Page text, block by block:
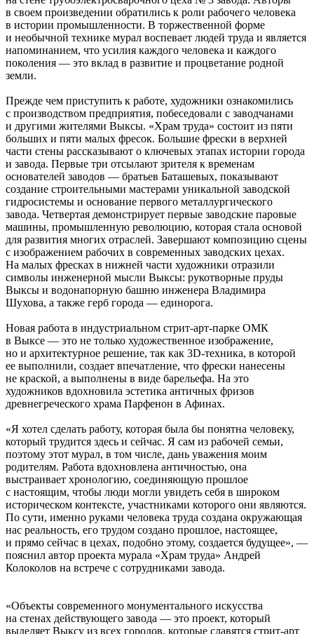
в своем произведении обратились к роли рабочего человека
в истории промышленности. В торжественной форме
и необычной технике мурал воспевает людей труда и является
напоминанием, что усилия каждого человека и каждого
поколения — это вклад в развитие и процветание родной
земли.
Прежде чем приступить к работе, художники ознакомились
с производством предприятия, побеседовали с заводчанами
и другими жителями Выксы. «Храм труда» состоит из пяти
больших и пяти малых фресок. Большие фрески в верхней
части стены рассказывают о ключевых этапах истории города
и завода. Первые три отсылают зрителя к временам
основателей заводов — братьев Баташевых, показывают
создание строительными мастерами уникальной заводской
гидросистемы и основание первого металлургического
завода. Четвертая демонстрирует первые заводские паровые
машины, промышленную революцию, которая стала основой
для развития многих отраслей. Завершают композицию сцены
с изображением рабочих в современных заводских цехах.
На малых фресках в нижней части художники отразили
символы инженерной мысли Выксы: рукотворные пруды
Выксы и водонапорную башню инженера Владимира
Шухова, а также герб города — единорога.
Новая работа в индустриальном стрит-арт-парке ОМК
в Выксе — это не только художественное изображение,
но и архитектурное решение, так как 3D-техника, в которой
ее выполнили, создает впечатление, что фрески нанесены
не краской, а выполнены в виде барельефа. На это
художников вдохновила эстетика античных фризов
древнегреческого храма Парфенон в Афинах.
«Я хотел сделать работу, которая была бы понятна человеку,
который трудится здесь и сейчас. Я сам из рабочей семьи,
поэтому этот мурал, в том числе, дань уважения моим
родителям. Работа вдохновлена античностью, она
выстраивает хронологию, соединяющую прошлое
с настоящим, чтобы люди могли увидеть себя в широком
историческом контексте, участниками которого они являются.
По сути, именно руками человека труда создана окружающая
нас реальность, его трудом создано прошлое, настоящее,
и прямо сейчас в цехах, подобно этому, создается будущее», —
пояснил автор проекта мурала «Храм труда» Андрей
Колоколов на встрече с сотрудниками завода.
«Объекты современного монументального искусства
на стенах действующего завода — это проект, который
выделяет Выксу из всех городов, которые славятся стрит-арт